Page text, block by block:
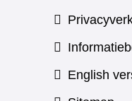
English